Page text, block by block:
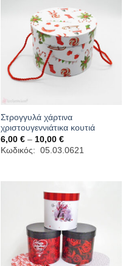
Στρογγυλά χάρτινα
χριστουγεννιάτικα κουτιά
6,00 € – 10,00 €Price
range:
6,00 €
Κωδικός: 05.03.0621